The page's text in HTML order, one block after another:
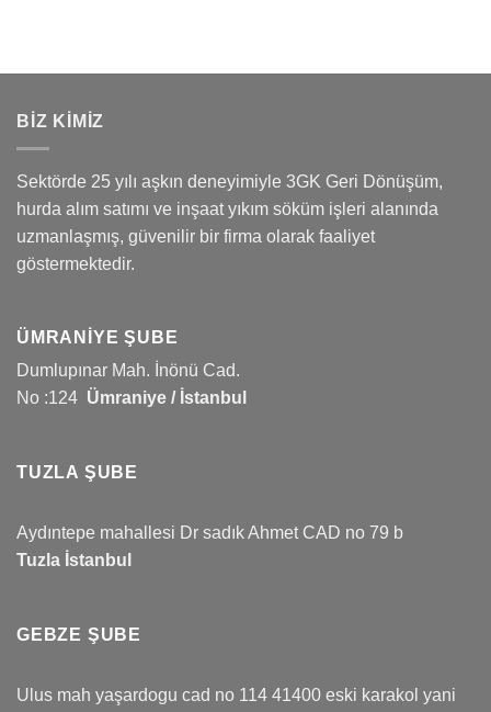
BİZ KİMİZ
Sektörde 25 yılı aşkın deneyimiyle 3GK Geri Dönüşüm,
hurda alım satımı ve inşaat yıkım söküm işleri alanında
uzmanlaşmış, güvenilir bir firma olarak faaliyet
göstermektedir.
ÜMRANIYE ŞUBE
Dumlupınar Mah. İnönü Cad.
No :124 Ümraniye / İstanbul
TUZLA ŞUBE
Aydıntepe mahallesi Dr sadık Ahmet CAD no 79 b
Tuzla İstanbul
GEBZE ŞUBE
Ulus mah yaşardogu cad no 114 41400 eski karakol yani